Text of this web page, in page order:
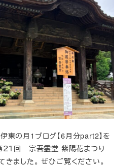
東の月1ブログ【6月分part2】を
１回 宗吾霊堂 紫陽花まつり
きました。 ぜひご覧ください。